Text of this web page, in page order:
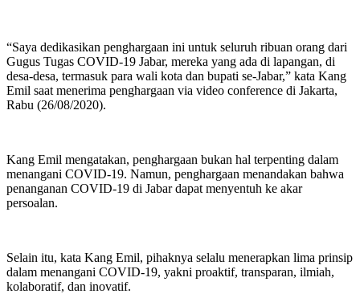
“Saya dedikasikan penghargaan ini untuk seluruh ribuan orang dari
Gugus Tugas COVID-19 Jabar, mereka yang ada di lapangan, di
desa-desa, termasuk para wali kota dan bupati se-Jabar,” kata Kang
Emil saat menerima penghargaan via video conference di Jakarta,
Rabu (26/08/2020).
Kang Emil mengatakan, penghargaan bukan hal terpenting dalam
menangani COVID-19. Namun, penghargaan menandakan bahwa
penanganan COVID-19 di Jabar dapat menyentuh ke akar
persoalan.
Selain itu, kata Kang Emil, pihaknya selalu menerapkan lima prinsip
dalam menangani COVID-19, yakni proaktif, transparan, ilmiah,
kolaboratif, dan inovatif.